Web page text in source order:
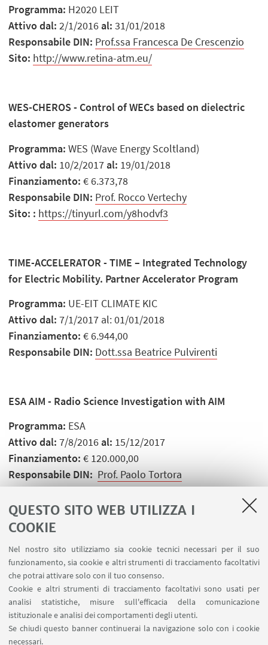
QUESTO SITO WEB UTILIZZA I
COOKIE
Nel nostro sito utilizziamo sia cookie tecnici necessari per il suo
funzionamento, sia cookie e altri strumenti di tracciamento facoltativi
che potrai attivare solo con il tuo consenso.
Cookie e altri strumenti di tracciamento facoltativi sono usati per
analisi statistiche, misure sull'efficacia della comunicazione
istituzionale e analisi dei comportamenti degli utenti.
Se chiudi questo banner continuerai la navigazione solo con i cookie
necessari.
Programma: H2020 LEIT
Attivo dal: 2/1/2016al:31/01/2018
Responsabile DIN: Prof.ssa Francesca De Crescenzio
Sito: http://www.retina-atm.eu/
WES-CHEROS - Control of WECs based on dielectric
elastomer generators
Programma: WES (Wave Energy Scoltland)
Attivo dal: 10/2/2017al: 19/01/2018
Finanziamento: € 6.373,78
Responsabile DIN: Prof. Rocco Vertechy
Sito: : https://tinyurl.com/y8hodvf3
TIME-ACCELERATOR - TIME – Integrated Technology
for Electric Mobility. Partner Accelerator Program
Programma: UE-EIT CLIMATE KIC
Attivo dal: 7/1/2017 al: 01/01/2018
Finanziamento: € 6.944,00
Responsabile DIN: Dott.ssa Beatrice Pulvirenti
ESA AIM - Radio Science Investigation with AIM
Programma: ESA
Attivo dal: 7/8/2016al: 15/12/2017
Finanziamento: € 120.000,00
Responsabile DIN: Prof. Paolo Tortora
LINK UTILI
Area riservata
Prenotazione auto e sale DIN
Prenotazione auto UNIBO
Prenotazione auto Ingegneria